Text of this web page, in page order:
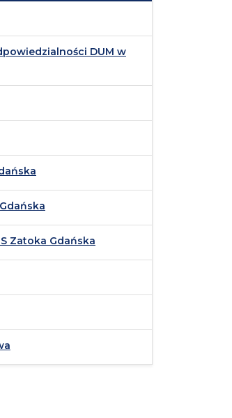
DUM w
Zatoka Gdańska